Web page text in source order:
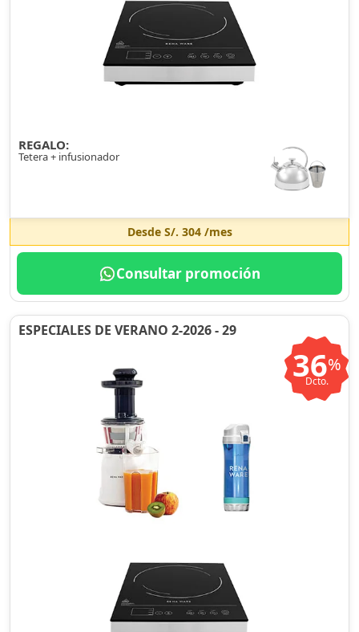
REGALO:
Tetera + infusionador
Desde S/. 304/mes
Consultar promoción
ESPECIALES DE VERANO 2-2026 - 29
36%
Dcto.